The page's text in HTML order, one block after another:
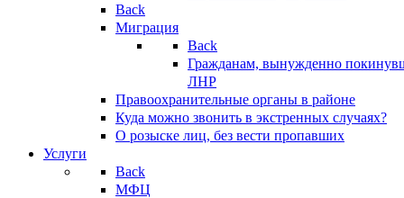
Back
Миграция
Back
Гражданам, вынужденно
ЛНР
Правоохранительные органы в районе
Куда можно звонить в экстренных случаях?
О розыске лиц, без вести пропавших
Услуги
Back
МФЦ